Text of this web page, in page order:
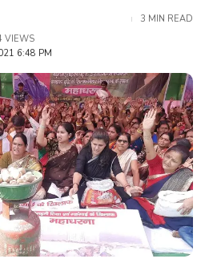
6:48 PM
VIEWS
3 MIN READ